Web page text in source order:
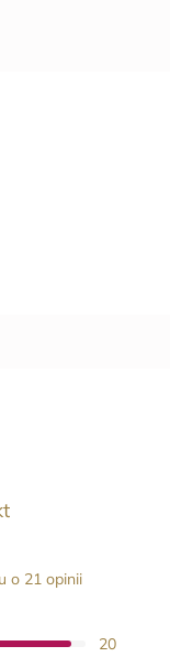
o 21 opinii
20